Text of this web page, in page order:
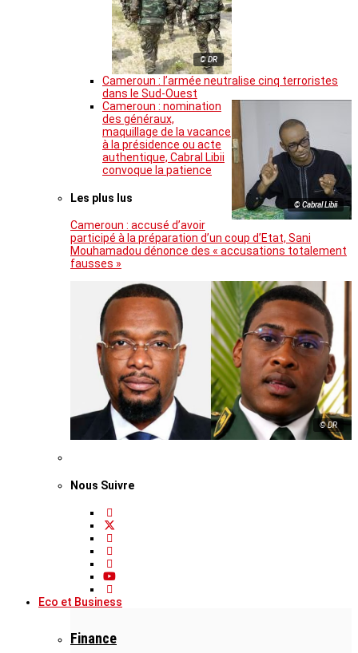
© DR
Cameroun : l’armée neutralise cinq terroristes
dans le Sud-Ouest
© Cabral Libii
Cameroun : nomination
des généraux,
maquillage de la vacance
à la présidence ou acte
authentique, Cabral Libii
convoque la patience
Les plus lus
Cameroun : accusé d’avoir
participé à la préparation d’un coup d’Etat, Sani
Mouhamadou dénonce des « accusations totalement
fausses »
© DR
Nous Suivre
Eco et Business
Finance